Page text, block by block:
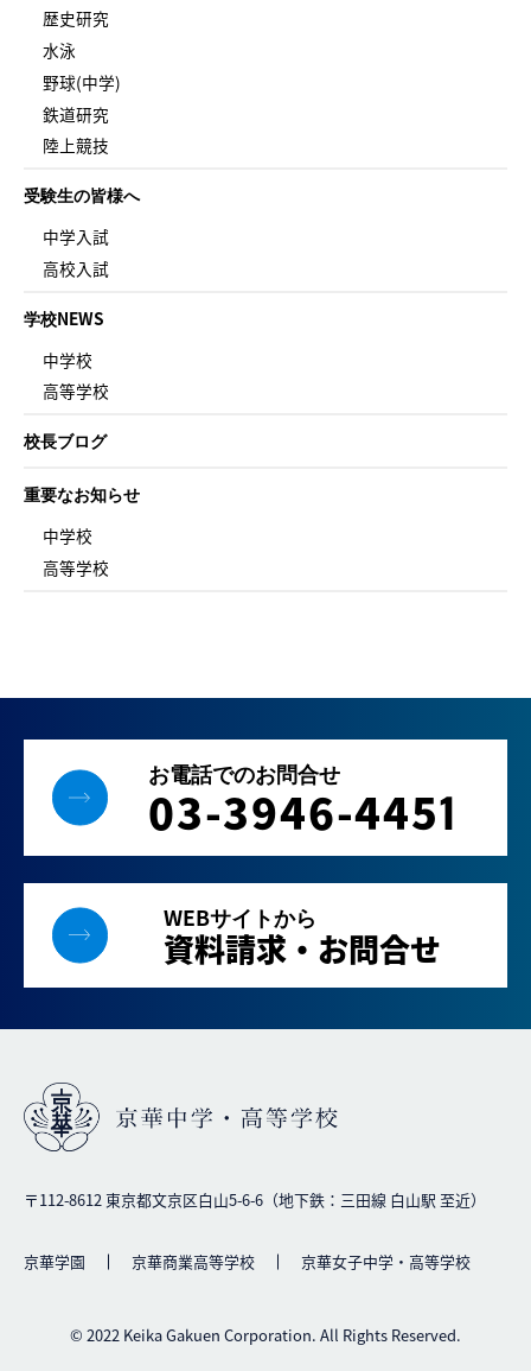
歴史研究
水泳
野球(中学)
鉄道研究
陸上競技
受験生の皆様へ
中学入試
高校入試
学校NEWS
中学校
高等学校
校長ブログ
重要なお知らせ
中学校
高等学校
お電話でのお問合せ
03-3946-4451
WEBサイトから
資料請求・お問合せ
〒112-8612 東京都文京区白山5-6-6（地下鉄：三田線 白山駅 至近）
京華学園 京華商業高等学校 京華女子中学・高等学校
© 2022 Keika Gakuen Corporation. All Rights Reserved.